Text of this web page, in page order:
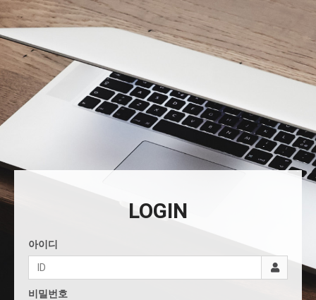
LOGIN
아이디
비밀번호